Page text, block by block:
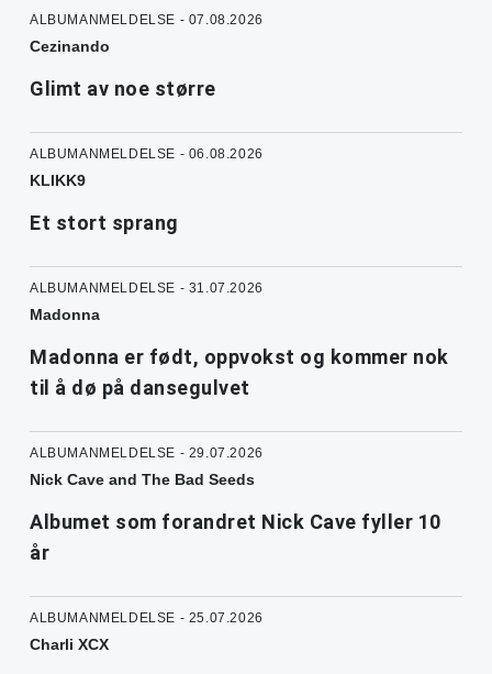
ALBUMANMELDELSE - 07.08.2026
Cezinando
Glimt av noe større
ALBUMANMELDELSE - 06.08.2026
KLIKK9
Et stort sprang
ALBUMANMELDELSE - 31.07.2026
Madonna
Madonna er født, oppvokst og kommer nok
til å dø på dansegulvet
ALBUMANMELDELSE - 29.07.2026
Nick Cave and The Bad Seeds
Albumet som forandret Nick Cave fyller 10
år
ALBUMANMELDELSE - 25.07.2026
Charli XCX